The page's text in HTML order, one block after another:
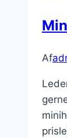
Af